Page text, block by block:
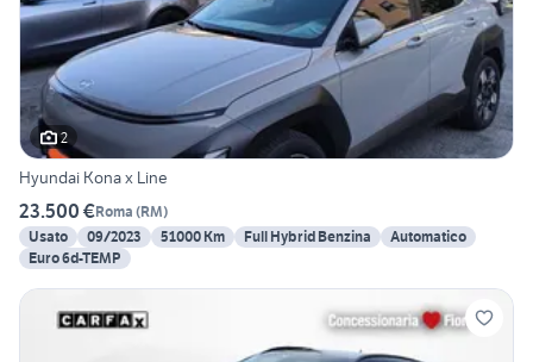
2
Hyundai Kona x Line
23.500 €Roma (RM)
Usato
09/2023 51000 Km Full Hybrid Benzina
Automatico
Euro 6d-TEMP